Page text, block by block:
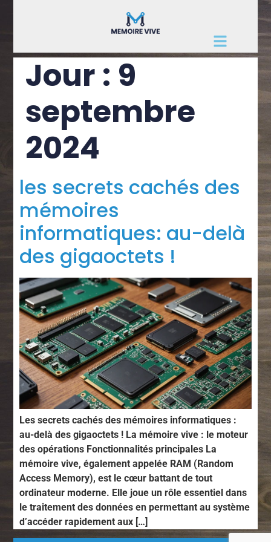
Jour : 9
septembre
2024
les secrets cachés des
mémoires
informatiques: au-delà
des gigaoctets !
Les secrets cachés des mémoires informatiques :
au-delà des gigaoctets ! La mémoire vive : le moteur
des opérations Fonctionnalités principales La
mémoire vive, également appelée RAM (Random
Access Memory), est le cœur battant de tout
ordinateur moderne. Elle joue un rôle essentiel dans
le traitement des données en permettant au système
d’accéder rapidement aux […]